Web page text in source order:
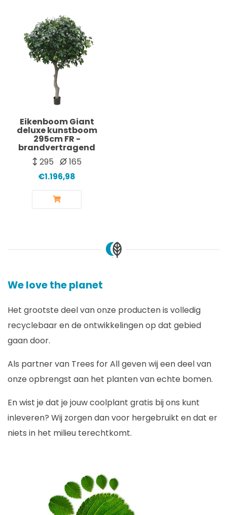
Eikenboom Giant
deluxe kunstboom
295cm FR -
brandvertragend
295
165
€1.196,98
We love the planet
Het grootste deel van onze producten is volledig
recyclebaar en de ontwikkelingen op dat gebied
gaan door.
Als partner van Trees for All geven wij een deel van
onze opbrengst aan het planten van echte bomen.
En wist je dat je jouw coolplant gratis bij ons kunt
inleveren? Wij zorgen dan voor hergebruikt en dat er
niets in het milieu terechtkomt.